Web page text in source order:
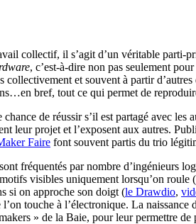
collectif, il s’agit d’un véritable
, c’est-à-dire non pas seulement
et souvent à partir
bref, tout ce qui permet de
de réussir s’il est partagé avec
leur projet et l’exposent aux autres.
Faire font souvent partis du trio
fréquentés par nombre d’ingénieurs
visibles uniquement lorsqu’on roule (
si on approche son doigt (le Drawdio,
touche à l’électronique. La naissance
» de la Baie, pour leur permettre